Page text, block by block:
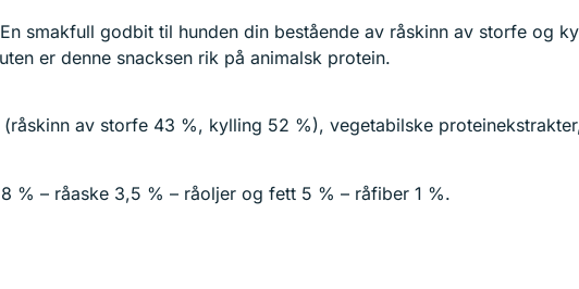
smakfull godbit til hunden din bestående av råskinn av storfe og
er denne snacksen rik på animalsk protein.
av storfe 43 %, kylling 52 %), vegetabilske
% – råaske 3,5 % – råoljer og fett 5 % – råfiber 1 %.